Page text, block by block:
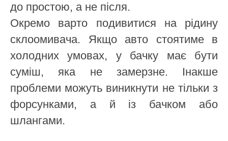
до простою, а не після.
Окремо варто подивитися на рідину
склоомивача. Якщо авто стоятиме в
холодних умовах, у бачку має бути
суміш, яка не замерзне. Інакше
проблеми можуть виникнути не тільки з
форсунками, а й із бачком або
шлангами.